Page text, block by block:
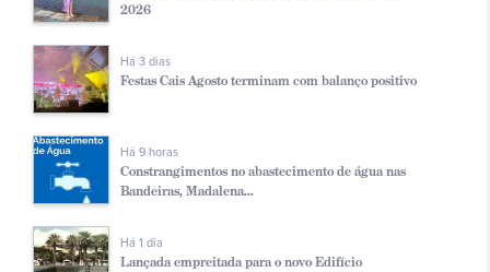
2026
Há 3 dias
Festas Cais Agosto terminam com balanço positivo
Há 9 horas
Constrangimentos no abastecimento de água nas
Bandeiras, Madalena...
Há 1 dia
Lançada empreitada para o novo Edifício